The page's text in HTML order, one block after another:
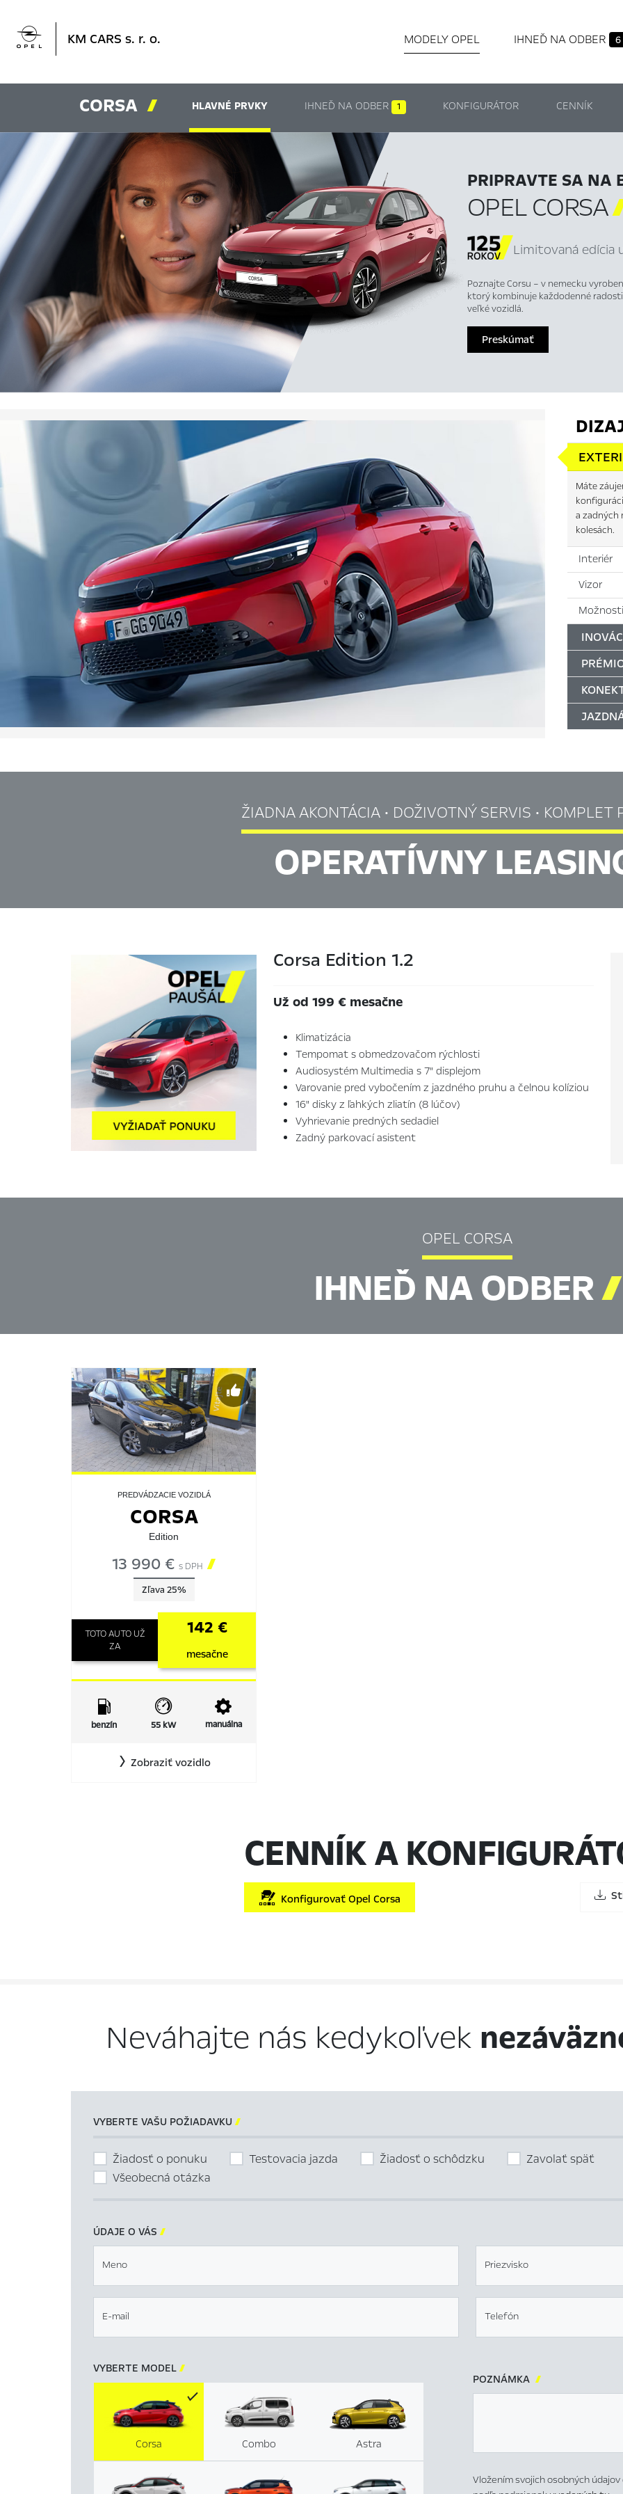
 KM CARS s. r. o. MODELY OPEL IHNEĎ NA ODBER 6
CORSA  HLAVNÉ PRVKY IHNEĎ NA ODBER 1 KONFIGURÁTOR CENNÍK
PRIPRAVTE SA NA
OPEL CORSA
Limitovaná edícia
Poznajte Corsu – v nemecku
ktorý kombinuje každodenné
veľké vozidlá.
Preskúmať
Máte
a zadných
kolesách.
Interiér
Vizor
ŽIADNA AKONTÁCIA • DOŽIVOTNÝ SERVIS • KOMPLET
OPERATÍVNY
Corsa Edition 1.2
Už od 199 € mesačne
Klimatizácia
Tempomat s obmedzovačom rýchlosti
Audiosystém Multimedia s 7" displejom
Varovanie pred vybočením z jazdného pruhu a čelnou kolíziou
16" disky z ľahkých zliatín (8 lúčov)
Vyhrievanie predných sedadiel
Zadný parkovací asistent
OPEL CORSA
IHNEĎ NA ODBER
PREDVÁDZACIE VOZIDLÁ
CORSA
Edition
13 990 € s DPH 
Zľava 25%
TOTO AUTO UŽ
ZA
142 €
mesačne
benzín 55 kW manuálna
Zobraziť vozidlo
CENNÍK A
Konfigurovať Opel Corsa
Neváhajte nás kedykoľvek
VYBERTE VAŠU POŽIADAVKU 
Žiadosť o ponuku Testovacia jazda Žiadosť o schôdzku
Zavolať späť
Všeobecná otázka
ÚDAJE O VÁS 
Meno Priezvisko
E-mail Telefón
VYBERTE MODEL 
Corsa Combo Astra
POZNÁMKA 
Vložením svojich osobných